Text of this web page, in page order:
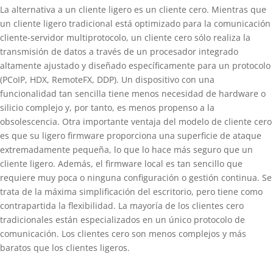
La alternativa a un cliente ligero es un cliente cero. Mientras que
un cliente ligero tradicional está optimizado para la comunicación
cliente-servidor multiprotocolo, un cliente cero sólo realiza la
transmisión de datos a través de un procesador integrado
altamente ajustado y diseñado específicamente para un protocolo
(PCoIP, HDX, RemoteFX, DDP). Un dispositivo con una
funcionalidad tan sencilla tiene menos necesidad de hardware o
silicio complejo y, por tanto, es menos propenso a la
obsolescencia. Otra importante ventaja del modelo de cliente cero
es que su ligero firmware proporciona una superficie de ataque
extremadamente pequeña, lo que lo hace más seguro que un
cliente ligero. Además, el firmware local es tan sencillo que
requiere muy poca o ninguna configuración o gestión continua. Se
trata de la máxima simplificación del escritorio, pero tiene como
contrapartida la flexibilidad. La mayoría de los clientes cero
tradicionales están especializados en un único protocolo de
comunicación. Los clientes cero son menos complejos y más
baratos que los clientes ligeros.